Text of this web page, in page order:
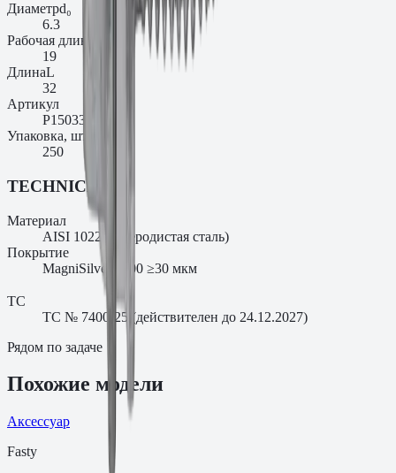
Диаметрd₀
6.3
Рабочая длина
19
ДлинаL
32
Артикул
P150333AMS
Упаковка, шт.
250
TECHNICAL
Материал
AISI 1022 (углеродистая сталь)
Покрытие
MagniSilver 1000 ≥30 мкм
ТС
ТС № 7400-25 (действителен до 24.12.2027)
Рядом по задаче
Похожие модели
Аксессуар
Fasty